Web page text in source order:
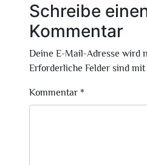
Schreibe
Kommentar
Deine E-Mail-Adresse wird
Erforderliche Felder sind mit
Kommentar *